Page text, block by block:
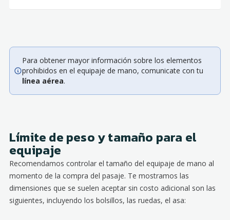
Para obtener mayor información sobre los elementos
prohibidos en el equipaje de mano, comunicate con tu
línea aérea.
Límite de peso y tamaño para el
equipaje
Recomendamos controlar el tamaño del equipaje de mano al
momento de la compra del pasaje. Te mostramos las
dimensiones que se suelen aceptar sin costo adicional son las
siguientes, incluyendo los bolsillos, las ruedas, el asa: